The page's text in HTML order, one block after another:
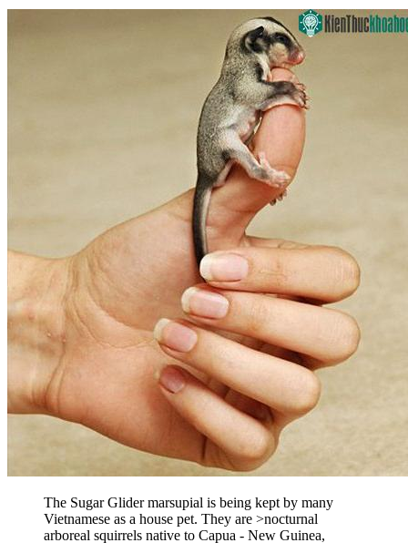
The Sugar Glider marsupial is being kept by many
Vietnamese as a house pet. They are >nocturnal
arboreal squirrels native to Capua - New Guinea,